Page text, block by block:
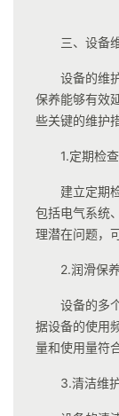
三、设备
设备的维
保养能够有效
些关键的维护
1.定期检查
建立定期
包括电气系统
理潜在问题，
2.润滑保养
设备的多
据设备的使用
量和使用量符
3.清洁维护